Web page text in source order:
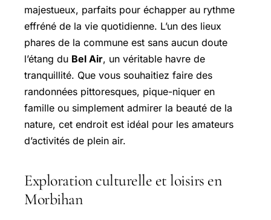
majestueux, parfaits pour échapper au rythme
effréné de la vie quotidienne. L’un des lieux
phares de la commune est sans aucun doute
l’étang du Bel Air, un véritable havre de
tranquillité. Que vous souhaitiez faire des
randonnées pittoresques, pique-niquer en
famille ou simplement admirer la beauté de la
nature, cet endroit est idéal pour les amateurs
d’activités de plein air.
Exploration culturelle et loisirs en
Morbihan